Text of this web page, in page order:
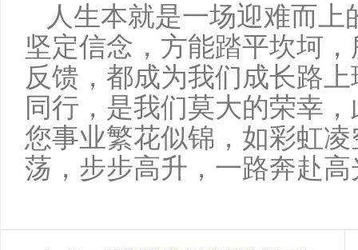
人生本就是一场迎难而上
坚定信念，方能踏平坎坷
反馈，都成为我们成长路
同行，是我们莫大的荣幸
您事业繁花似锦，如彩虹
荡，步步高升，一路奔赴